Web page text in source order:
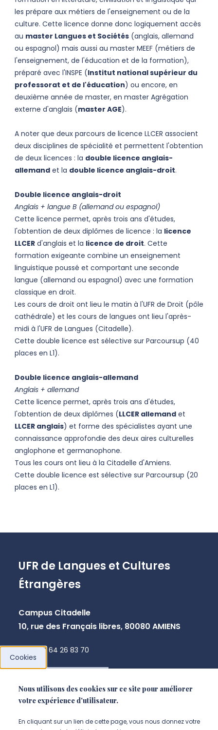
les prépare aux métiers de l'enseignement ou de la
culture. Cette licence donne donc logiquement accès
au master Langues et Sociétés (anglais, allemand
ou espagnol) mais aussi au master MEEF (métiers de
l'enseignement, de l'éducation et de la formation),
préparé avec l'INSPE (Institut national supérieur du
professorat et de l'éducation) ou encore, en
deuxième année de master, en master Agrégation
externe d'anglais (master AGE).
A noter que deux parcours de licence LLCER associent
deux disciplines de spécialité et permettent l'obtention
de deux licences : la double licence anglais-
allemand et la double licence anglais-droit.
Double licence anglais-droit
Anglais + langue B (allemand ou espagnol)
Cette licence permet, après trois ans d'études,
l'obtention de deux diplômes de licence : la licence
LLCER d'anglais et la licence de droit. Cette
formation exigeante combine un enseignement
linguistique poussé et comportant une seconde
langue (allemand ou espagnol) avec une formation
classique en droit.
Les cours de droit ont lieu le matin à l'UFR de Droit (pôle
cathédrale) et les cours de langues ont lieu l'après-
midi à l'UFR de Langues (Citadelle).
Cette double licence est sélective sur Parcoursup (40
places en L1).
Double licence anglais-allemand
Anglais + allemand
Cette licence permet, après trois ans d'études,
l'obtention de deux diplômes (LLCER allemand et
LLCER anglais) et forme des spécialistes ayant une
connaissance approfondie des deux aires culturelles
anglophone et germanophone.
Tous les cours ont lieu à la Citadelle d'Amiens.
Cette double licence est sélective sur Parcoursup (20
places en L1).
UFR de Langues et Cultures
Étrangères
Campus Citadelle
10, rue des Français libres, 80080 AMIENS
+33 3 64 26 83 70
Cookies
Nous utilisons des cookies sur ce site pour améliorer
votre expérience d'utilisateur.
En cliquant sur un lien de cette page, vous nous donnez votre